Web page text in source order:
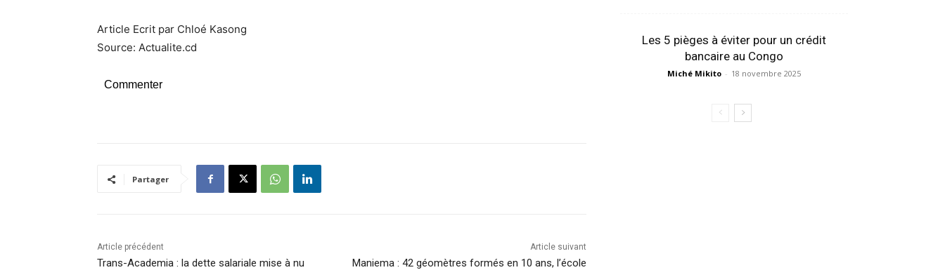
Article Ecrit par Chloé Kasong
Source: Actualite.cd
Commenter
Partager
Article précédent
Trans-Academia : la dette salariale mise à nu
Article suivant
Maniema : 42 géomètres formés en 10 ans, l’école
Les 5 pièges à éviter pour un crédit
bancaire au Congo
Miché Mikito - 18 novembre 2025